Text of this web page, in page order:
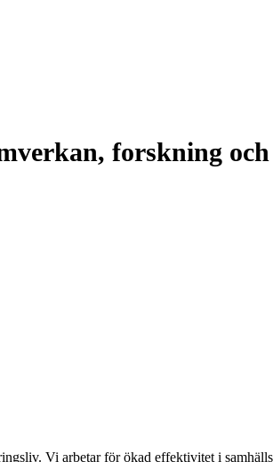
forskning
Vi arbetar för ökad effektivitet i